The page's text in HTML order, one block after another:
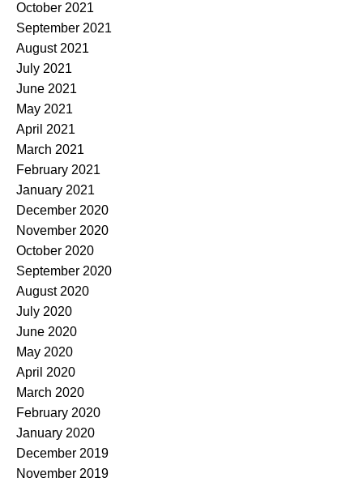
October 2021
September 2021
August 2021
July 2021
June 2021
May 2021
April 2021
March 2021
February 2021
January 2021
December 2020
November 2020
October 2020
September 2020
August 2020
July 2020
June 2020
May 2020
April 2020
March 2020
February 2020
January 2020
December 2019
November 2019